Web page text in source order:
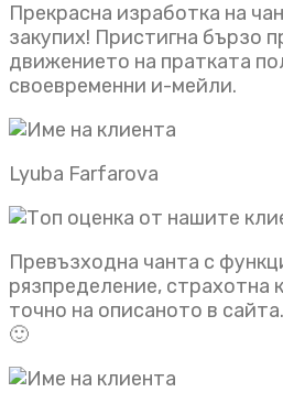
Прекрасна изработка на
закупих! Пристигна бързо
движението на пратката
своевременни и-мейли.
Lyuba Farfarova
Превъзходна чанта с
рязпределение, страхотна
точно на описаното в
🙂